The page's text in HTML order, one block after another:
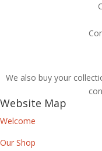
We also buy your
Website Map
Welcome
Our Shop